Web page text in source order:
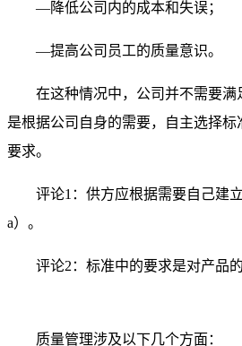
—降低公司内的成本和失误；
—提高公司员工的质量意识。
在这种情况中，公司并不需要
是根据公司自身的需要，自主选择
要求。
评论1：供方应根据需要自己建
a）。
评论2：标准中的要求是对产品
质量管理涉及以下几个方面：